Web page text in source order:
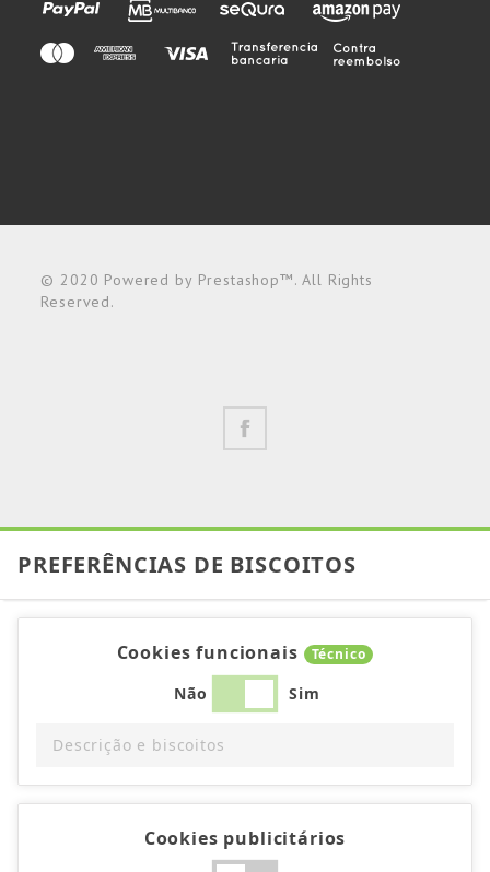
© 2020 Powered by Prestashop™. All Rights
Reserved.
PREFERÊNCIAS DE BISCOITOS
Cookies funcionais Técnico
Não Sim
Descrição e biscoitos
Cookies publicitários